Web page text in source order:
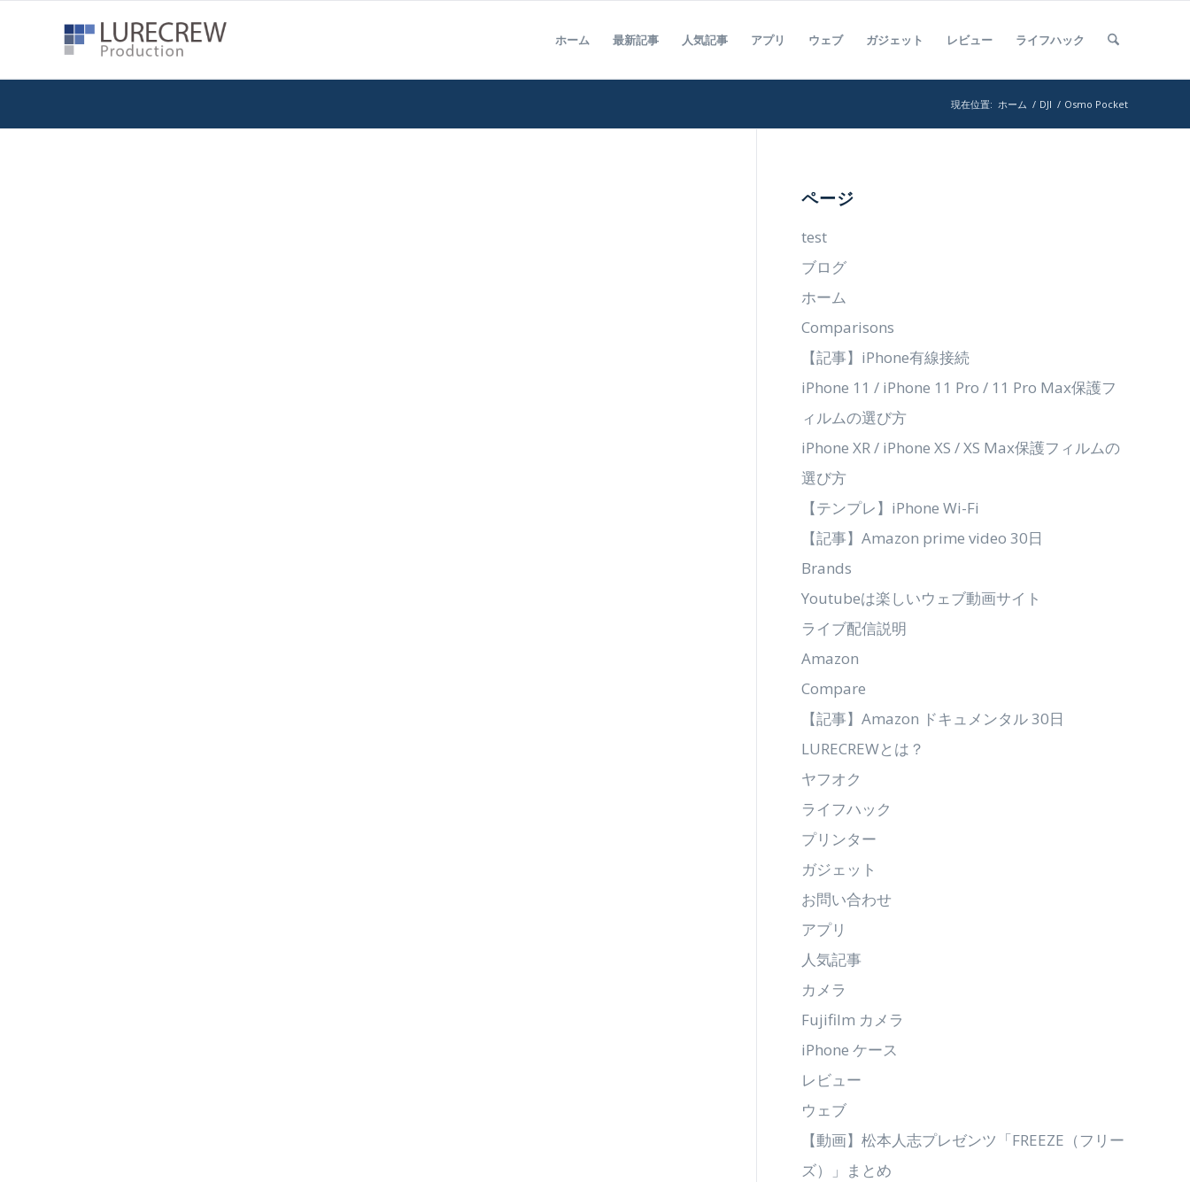
ホーム 最新記事 人気記事 アプリ ウェブ ガジェット レビュー ライフハック
現在位置: ホーム / DJI / Osmo Pocket
ページ
test
ブログ
ホーム
Comparisons
【記事】iPhone有線接続
iPhone 11 / iPhone 11 Pro / 11 Pro Max保護フ
ィルムの選び方
iPhone XR / iPhone XS / XS Max保護フィルムの
選び方
【テンプレ】iPhone Wi-Fi
【記事】Amazon prime video 30日
Brands
Youtubeは楽しいウェブ動画サイト
ライブ配信説明
Amazon
Compare
【記事】Amazon ドキュメンタル 30日
LURECREWとは？
ヤフオク
ライフハック
プリンター
ガジェット
お問い合わせ
アプリ
人気記事
カメラ
Fujifilm カメラ
iPhone ケース
レビュー
ウェブ
【動画】松本人志プレゼンツ「FREEZE（フリー
ズ）」まとめ